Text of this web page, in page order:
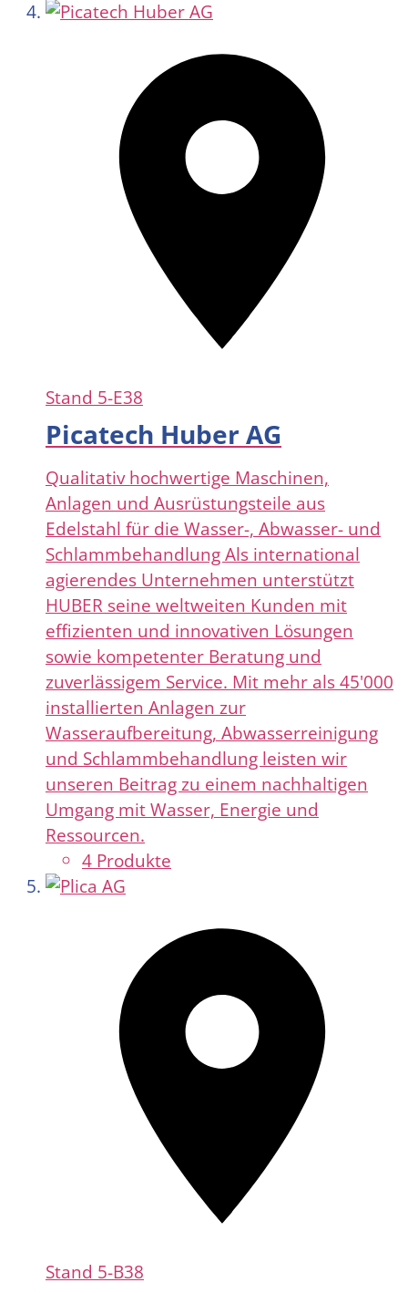
Stand 5-E38
Picatech Huber AG
Qualitativ hochwertige Maschinen,
Anlagen und Ausrüstungsteile aus
Edelstahl für die Wasser-, Abwasser- und
Schlammbehandlung Als international
agierendes Unternehmen unterstützt
HUBER seine weltweiten Kunden mit
effizienten und innovativen Lösungen
sowie kompetenter Beratung und
zuverlässigem Service. Mit mehr als 45'000
installierten Anlagen zur
Wasseraufbereitung, Abwasserreinigung
und Schlammbehandlung leisten wir
unseren Beitrag zu einem nachhaltigen
Umgang mit Wasser, Energie und
Ressourcen.
4 Produkte
Stand 5-B38